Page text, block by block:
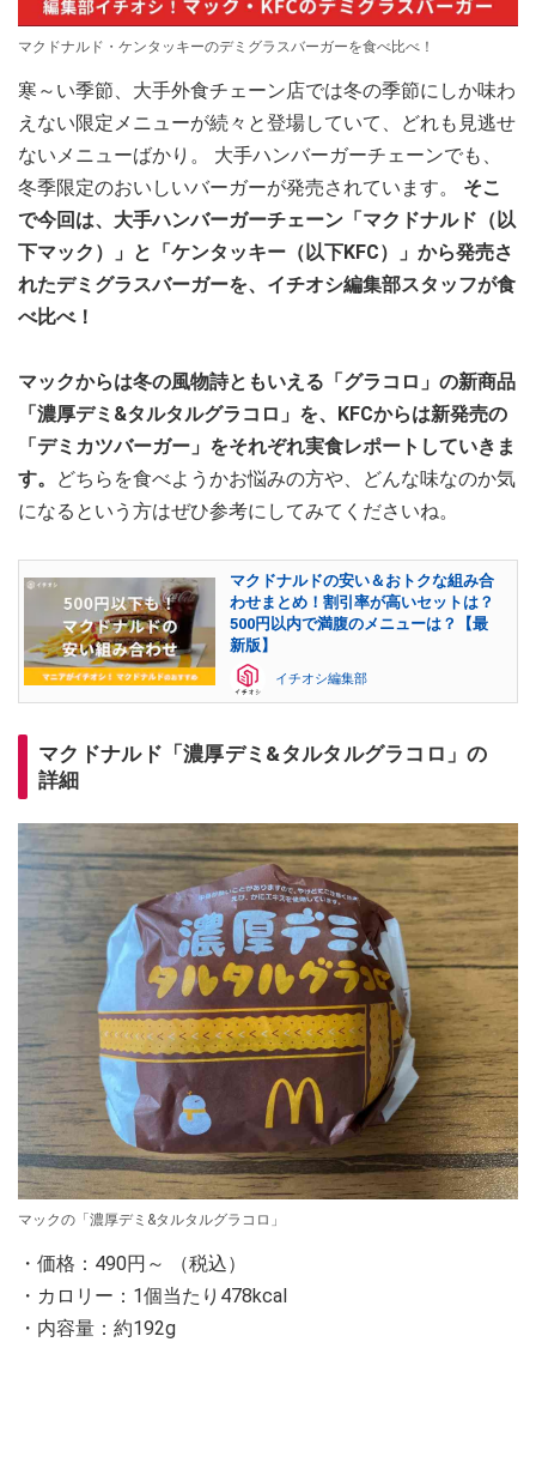
マクドナルド・ケンタッキーのデミグラスバーガーを食べ比べ！
寒～い季節、大手外食チェーン店では冬の季節にしか味わ
えない限定メニューが続々と登場していて、どれも見逃せ
ないメニューばかり。 大手ハンバーガーチェーンでも、
冬季限定のおいしいバーガーが発売されています。 そこ
で今回は、大手ハンバーガーチェーン「マクドナルド（以
下マック）」と「ケンタッキー（以下KFC）」から発売さ
れたデミグラスバーガーを、イチオシ編集部スタッフが食
べ比べ！
マックからは冬の風物詩ともいえる「グラコロ」の新商品
「濃厚デミ&タルタルグラコロ」を、KFCからは新発売の
「デミカツバーガー」をそれぞれ実食レポートしていきま
す。
どちらを食べようかお悩みの方や、どんな味なのか気
になるという方はぜひ参考にしてみてくださいね。
マクドナルドの安い＆おトクな組み合
わせまとめ！割引率が高いセットは？
500円以内で満腹のメニューは？【最
新版】
イチオシ編集部
マクドナルド「濃厚デミ&タルタルグラコロ」の
詳細
マックの「濃厚デミ&タルタルグラコロ」
・価格：490円～ （税込）
・カロリー：1個当たり478kcal
・内容量：約192g